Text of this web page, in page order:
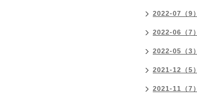
2022-07（9）
2022-06（7）
2022-05（3）
2021-12（5）
2021-11（7）